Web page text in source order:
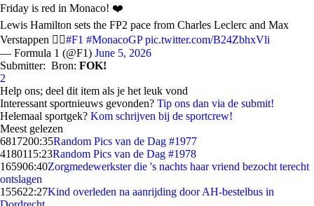
Friday is red in Monaco! ❤️
Lewis Hamilton sets the FP2 pace from Charles Leclerc and Max
Verstappen 😮‍💨#F1 #MonacoGP pic.twitter.com/B24ZbhxVli
— Formula 1 (@F1) June 5, 2026
Submitter: Bron: FOK!
2
Help ons; deel dit item als je het leuk vond
Interessant sportnieuws gevonden? Tip ons dan via de submit!
Helemaal sportgek? Kom schrijven bij de sportcrew!
Meest gelezen
6817200:35Random Pics van de Dag #1977
4180115:23Random Pics van de Dag #1978
165906:40Zorgmedewerkster die 's nachts haar vriend bezocht terecht
ontslagen
155622:27Kind overleden na aanrijding door AH-bestelbus in